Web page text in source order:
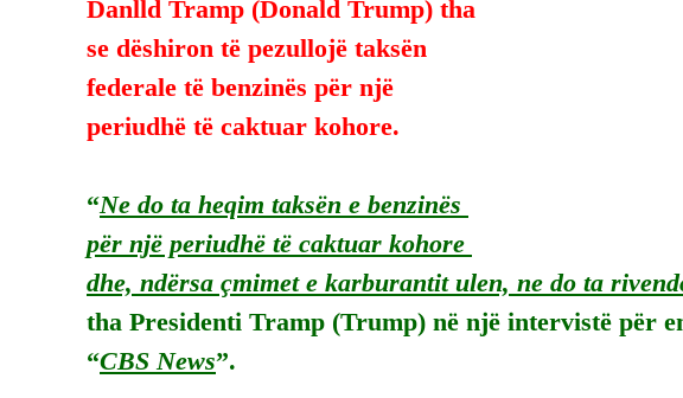
Danlld Tramp (Donald Trump) tha
se dëshiron të pezullojë taksën
federale të benzinës për një
periudhë të caktuar kohore.
“Ne do ta heqim taksën e benzinës
për një periudhë të caktuar kohore
dhe, ndërsa çmimet e karburantit ulen, ne do ta
tha Presidenti Tramp (Trump) në një intervistë për
“CBS News”.